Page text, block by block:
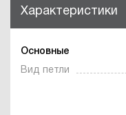
Характеристики
Основные
Вид петли